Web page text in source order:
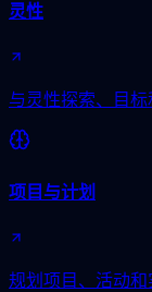
灵性
与灵性探索、目标
项目与计划
规划项目、活动和